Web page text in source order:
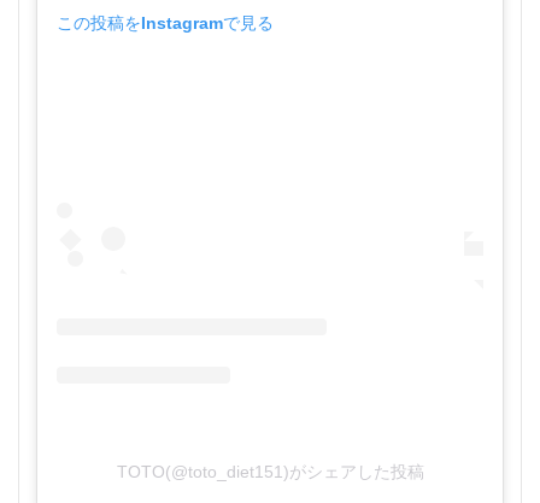
この投稿をInstagramで見る
TOTO(@toto_diet151)がシェアした投稿